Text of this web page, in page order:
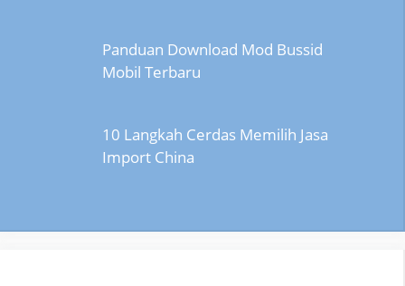
Panduan Download Mod Bussid
Mobil Terbaru
10 Langkah Cerdas Memilih Jasa
Import China